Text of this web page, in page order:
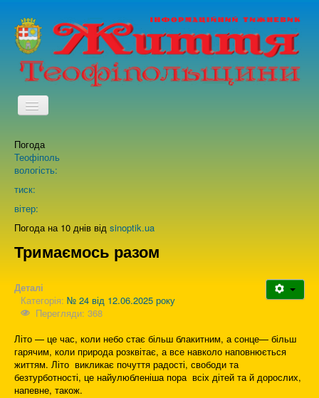
TPL_PROTOSTAR_TOGGLE_MENU
Про нас
Погода
Теофіполь
вологість:
тиск:
вітер:
Погода на 10 днів від sinoptik.ua
Тримаємось разом
Деталі
Категорія: № 24 від 12.06.2025 року
Перегляди: 368
Літо — це час, коли небо стає більш блакитним, а сонце— більш
гарячим, коли природа розквітає, а все навколо наповнюється
життям. Літо викликає почуття радості, свободи та
безтурботності, це найулюбленіша пора всіх дітей та й дорослих,
напевне, також.